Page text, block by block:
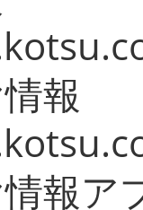
報
報ア